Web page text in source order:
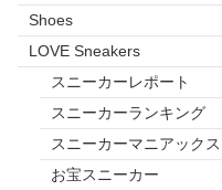
Shoes
LOVE Sneakers
スニーカーレポート
スニーカーランキング
スニーカーマニアックス
お宝スニーカー